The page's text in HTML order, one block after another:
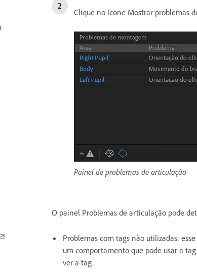
Clique no ícone Mostrar problemas
Painel de problemas de articulação
O painel Problemas de articulação pode
Problemas com tags não utilizadas:
um comportamento que pode usar a
ver a tag.